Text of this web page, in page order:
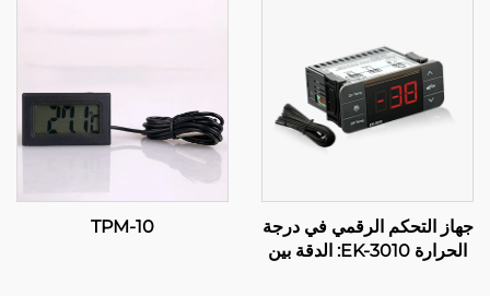
جهاز التحكم الرقمي في درجة
الحرارة EK-3010: الدقة بين
TPM-10